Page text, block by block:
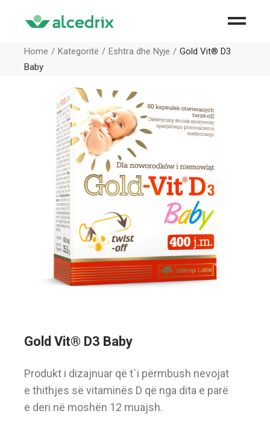
Home Kategoritë Eshtra dhe Nyje
Gold Vit® D3
Baby
Gold Vit® D3 Baby
Produkt i dizajnuar që t`i përmbush nevojat
e thithjes së vitaminës D që nga dita e parë
e deri në moshën 12 muajsh.